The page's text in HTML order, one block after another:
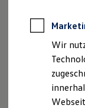
Batterie
Below you
partners of
GmbH and its
Download
Wir